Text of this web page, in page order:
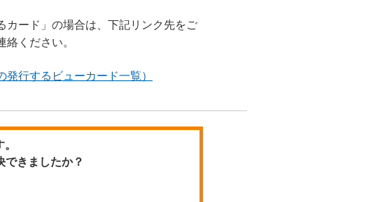
カード」の場合は、下記リンク先をご
ください。
行するビューカード一覧）
できましたか？